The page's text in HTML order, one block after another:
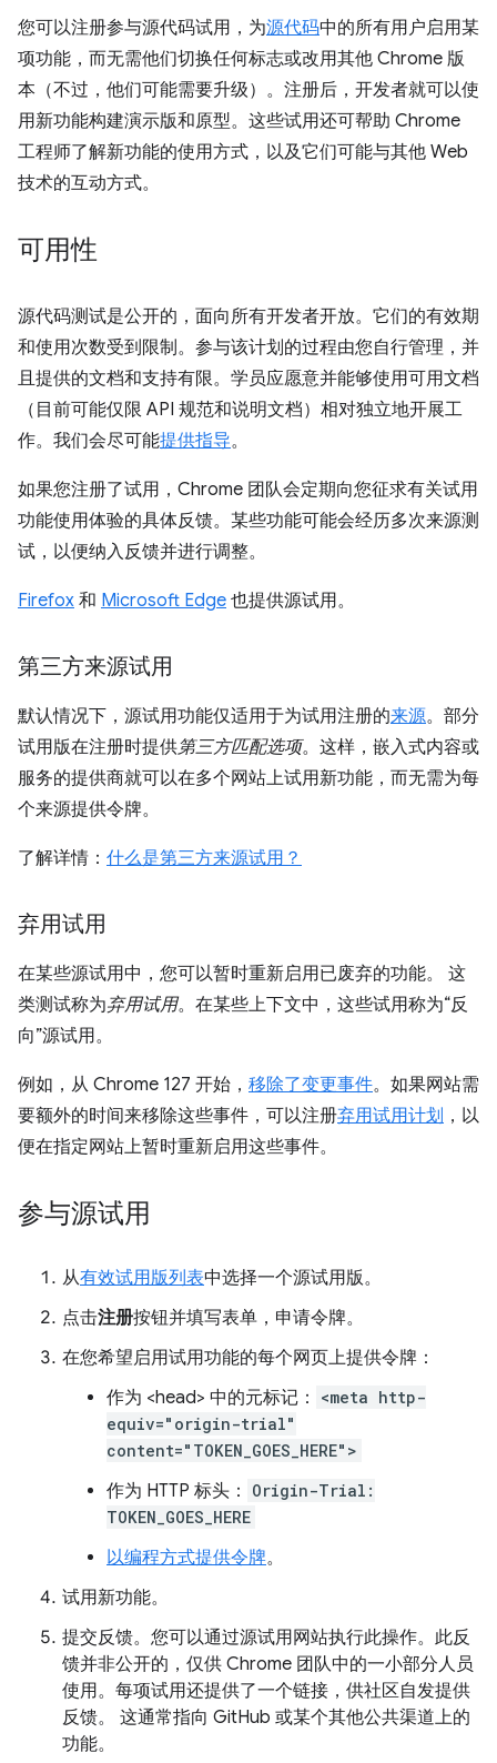
您可以注册参与源代码试用，为源代码中的所有用户启用某
项功能，而无需他们切换任何标志或改用其他 Chrome 版
本（不过，他们可能需要升级）。注册后，开发者就可以使
用新功能构建演示版和原型。这些试用还可帮助 Chrome
工程师了解新功能的使用方式，以及它们可能与其他 Web
技术的互动方式。
可用性
源代码测试是公开的，面向所有开发者开放。它们的有效期
和使用次数受到限制。参与该计划的过程由您自行管理，并
且提供的文档和支持有限。学员应愿意并能够使用可用文档
（目前可能仅限 API 规范和说明文档）相对独立地开展工
作。我们会尽可能提供指导。
如果您注册了试用，Chrome 团队会定期向您征求有关试用
功能使用体验的具体反馈。某些功能可能会经历多次来源测
试，以便纳入反馈并进行调整。
Firefox 和 Microsoft Edge 也提供源试用。
第三方来源试用
默认情况下，源试用功能仅适用于为试用注册的来源。部分
试用版在注册时提供第三方匹配选项。这样，嵌入式内容或
服务的提供商就可以在多个网站上试用新功能，而无需为每
个来源提供令牌。
了解详情： 什么是第三方来源试用？
弃用试用
在某些源试用中，您可以暂时重新启用已废弃的功能。 这
类测试称为弃用试用。在某些上下文中，这些试用称为“反
向”源试用。
例如，从 Chrome 127 开始， 移除了变更事件。如果网站需
要额外的时间来移除这些事件，可以注册弃用试用计划 ，以
便在指定网站上暂时重新启用这些事件。
参与源试用
从有效试用版列表中选择一个源试用版。
点击注册按钮并填写表单，申请令牌。
在您希望启用试用功能的每个网页上提供令牌：
作为 <head> 中的元标记：
<meta http-
equiv="origin-trial"
content="TOKEN_GOES_HERE">
作为 HTTP 标头：
Origin-Trial:
TOKEN_GOES_HERE
以编程方式提供令牌。
试用新功能。
提交反馈。您可以通过源试用网站执行此操作。此反
馈并非公开的，仅供 Chrome 团队中的一小部分人员
使用。每项试用还提供了一个链接，供社区自发提供
反馈。 这通常指向 GitHub 或某个其他公共渠道上的
功能。